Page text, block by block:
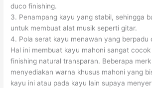
duco finishing.
3. Penampang kayu yang stabil, sehingga
untuk membuat alat musik seperti gitar.
4. Pola serat kayu menawan yang berpadu
Hal ini membuat kayu mahoni sangat
finishing natural transparan. Beberapa
menyediakan warna khusus mahoni yang
kayu ini atau pada kayu lain supaya